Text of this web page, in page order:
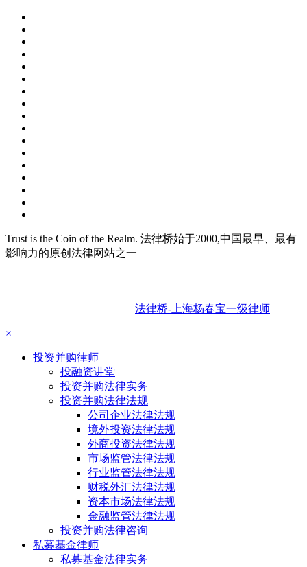
Trust is the Coin of the Realm. 法律桥始于2000,中国最早、最有
影响力的原创法律网站之一
法律桥-上海杨春宝一级律师
×
投资并购律师
投融资讲堂
投资并购法律实务
投资并购法律法规
公司企业法律法规
境外投资法律法规
外商投资法律法规
市场监管法律法规
行业监管法律法规
财税外汇法律法规
资本市场法律法规
金融监管法律法规
投资并购法律咨询
私募基金律师
私募基金法律实务